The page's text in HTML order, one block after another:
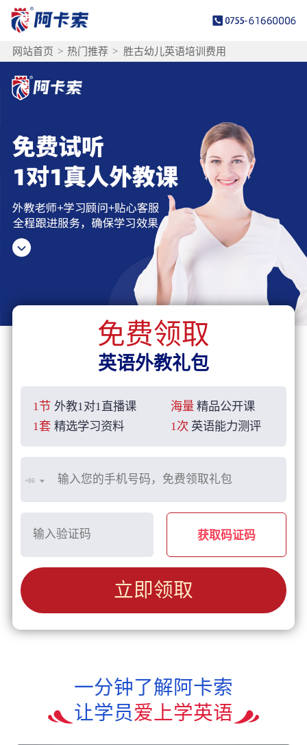
网站首页 > 热门推荐 > 胜古幼儿英语培训费用
免费领取
英语外教礼包
1节 外教1对1直播课 海量 精品公开课
1套 精选学习资料 1次 英语能力测评
+86
获取码证码
立即领取
一分钟了解阿卡索
让学员爱上学英语